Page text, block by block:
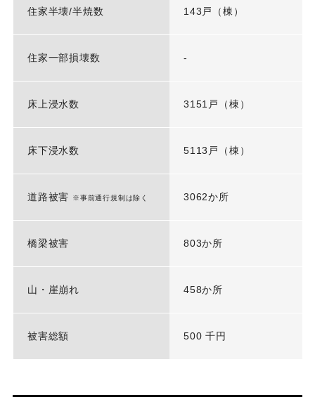
住家半壊/半焼数 143戸（棟）
住家一部損壊数 -
床上浸水数 3151戸（棟）
床下浸水数 5113戸（棟）
道路被害 ※事前通行規制は除く 3062か所
橋梁被害 803か所
山・崖崩れ 458か所
被害総額 500 千円